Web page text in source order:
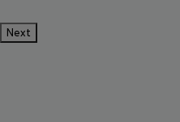
Next